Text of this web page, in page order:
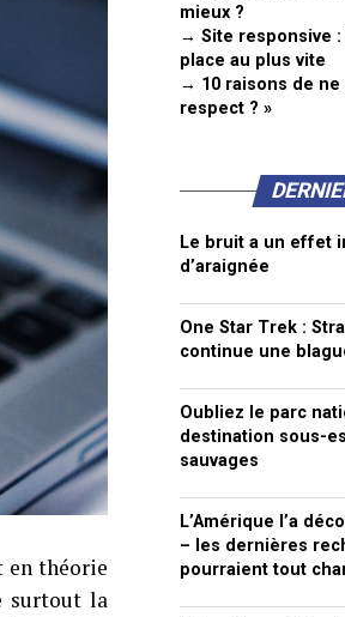
en théorie
surtout la
mieux ?
→ Site responsive
place au plus vite
→ 10 raisons de
respect ? »
Le bruit a un effet
d’araignée
One Star Trek :
continue une
Oubliez le parc
destination sous-
sauvages
L’Amérique l’a
– les dernières
pourraient tout